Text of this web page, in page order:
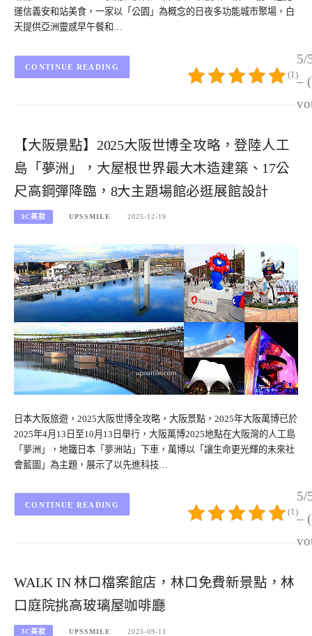
運信義安和站美食，一家以「公園」為概念的日夜多功能城市聚場，白
天提供亞洲靈感早午餐和…
5/
–
(1)
CONTINUE READING
【大阪景點】2025大阪世博全攻略，登陸人工
島「夢洲」，大屋根世界最大木造建築、17公
尺高鋼彈降臨，8大主題場館必逛展館設計
3C美妝 UPSSMILE 2025-12-19
日本大阪旅遊，2025大阪世博全攻略，大阪景點，2025年大阪萬博已於
2025年4月13日至10月13日舉行，大阪萬博2025地點在大阪灣的人工島
「夢洲」，地鐵日本「夢洲站」下車，萬博以「讓生命更光輝的未來社
會藍圖」為主題，展示了以先進科技…
5/
–
(1)
CONTINUE READING
WALK IN 林口檔案館店，林口免費新景點，林
口庭院挑高玻璃屋咖啡廳
3C美妝 UPSSMILE 2025-09-11